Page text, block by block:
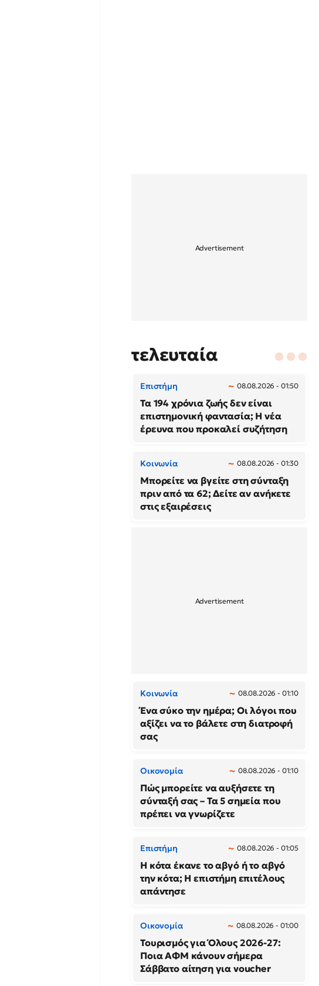
τελευταία
Επιστήμη 08.08.2026 - 01:50
Τα 194 χρόνια ζωής δεν είναι
επιστημονική φαντασία; Η νέα
έρευνα που προκαλεί συζήτηση
Κοινωνία 08.08.2026 - 01:30
Μπορείτε να βγείτε στη σύνταξη
πριν από τα 62; Δείτε αν ανήκετε
στις εξαιρέσεις
Κοινωνία 08.08.2026 - 01:10
Ένα σύκο την ημέρα; Οι λόγοι που
αξίζει να το βάλετε στη διατροφή
σας
Οικονομία 08.08.2026 - 01:10
Πώς μπορείτε να αυξήσετε τη
σύνταξή σας – Τα 5 σημεία που
πρέπει να γνωρίζετε
Επιστήμη 08.08.2026 - 01:05
Η κότα έκανε το αβγό ή το αβγό
την κότα; Η επιστήμη επιτέλους
απάντησε
Οικονομία 08.08.2026 - 01:00
Τουρισμός για Όλους 2026-27:
Ποια ΑΦΜ κάνουν σήμερα
Σάββατο αίτηση για voucher